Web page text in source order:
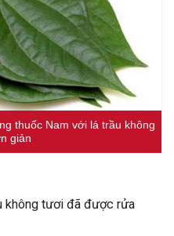
thuốc Nam với lá trầu không
giản
không tươi đã được rửa